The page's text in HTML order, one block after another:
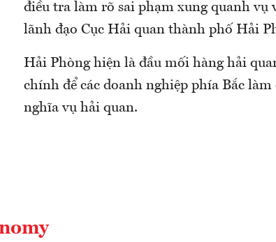
điều tra làm rõ sai phạm xung quanh
lãnh đạo Cục Hải quan thành phố Hải
Hải Phòng hiện là đầu mối hàng hải
chính để các doanh nghiệp phía Bắc
nghĩa vụ hải quan.